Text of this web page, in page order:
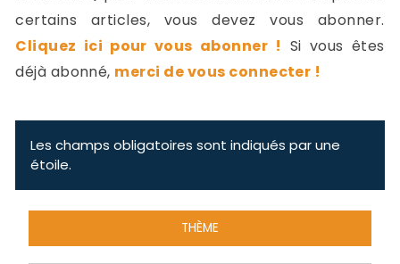
certains articles, vous devez vous abonner.
Cliquez ici pour vous abonner ! Si vous êtes
déjà abonné, merci de vous connecter !
Les champs obligatoires sont indiqués par une
étoile.
THÈME